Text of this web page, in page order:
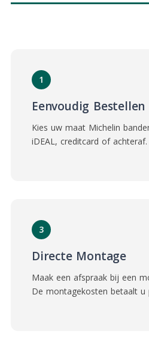
1
Eenvoudig Bestellen
Kies uw maat Michelin
iDEAL, creditcard of achteraf.
3
Directe Montage
Maak een afspraak bij een
De montagekosten betaalt u